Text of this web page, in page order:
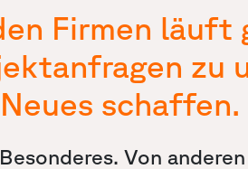
Firmen läuft
zu
schaffen.
Von